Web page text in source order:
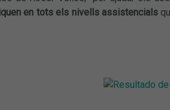
en tots els nivells assistencials